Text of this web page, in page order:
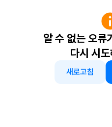
알 수 없는 오류
다시 시
새로고침